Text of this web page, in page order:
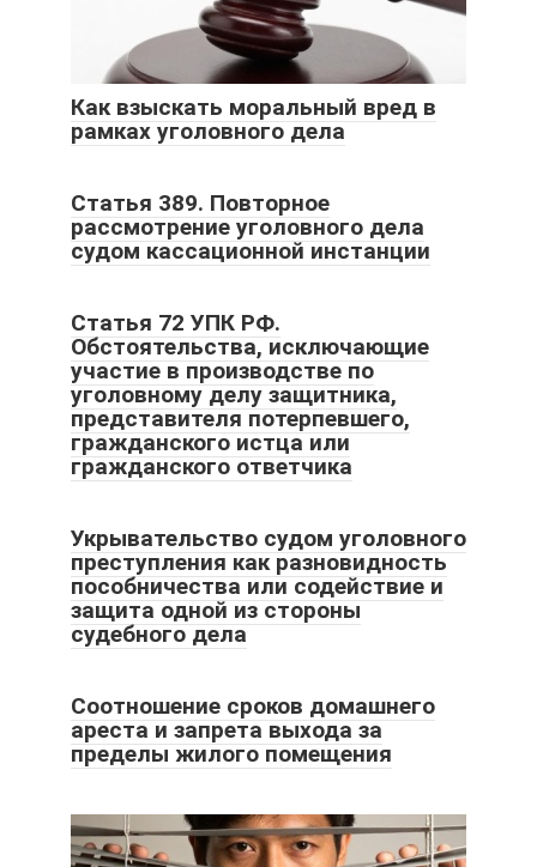
Как взыскать моральный вред в
рамках уголовного дела
Статья 389. Повторное
рассмотрение уголовного дела
судом кассационной инстанции
Статья 72 УПК РФ.
Обстоятельства, исключающие
участие в производстве по
уголовному делу защитника,
представителя потерпевшего,
гражданского истца или
гражданского ответчика
Укрывательство судом уголовного
преступления как разновидность
пособничества или содействие и
защита одной из стороны
судебного дела
Соотношение сроков домашнего
ареста и запрета выхода за
пределы жилого помещения